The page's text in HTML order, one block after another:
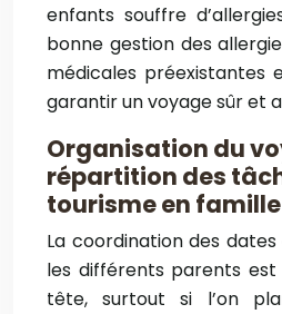
enfants souffre
bonne gestion des
médicales préexistantes
garantir un voyage sûr et
Organisation du
répartition des
tourisme en
La coordination des
les différents parents
tête, surtout si l’on